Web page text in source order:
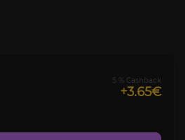
5 % Cashback
+3.65€